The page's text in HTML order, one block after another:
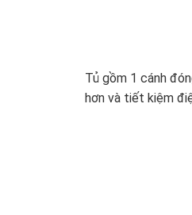
Tủ gồm 1 cánh
hơn và tiết kiệm